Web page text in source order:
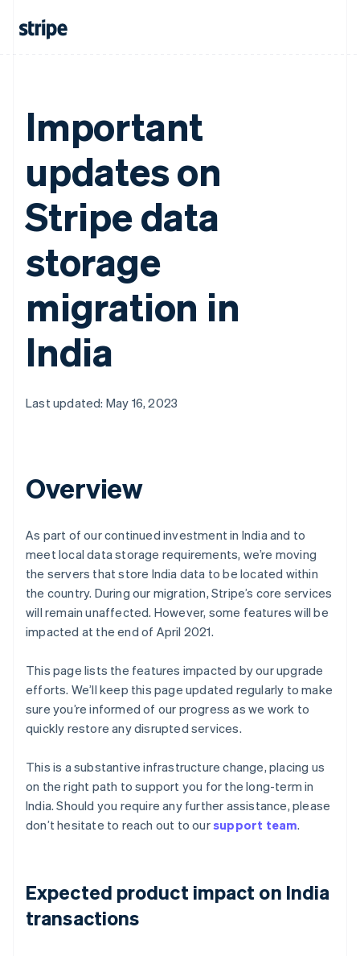
Important
updates on
Stripe data
storage
migration in
India
Last updated: May 16, 2023
Overview
As part of our continued investment in India and to
meet local data storage requirements, we’re moving
the servers that store India data to be located within
the country. During our migration, Stripe’s core services
will remain unaffected. However, some features will be
impacted at the end of April 2021.
This page lists the features impacted by our upgrade
efforts. We’ll keep this page updated regularly to make
sure you’re informed of our progress as we work to
quickly restore any disrupted services.
This is a substantive infrastructure change, placing us
on the right path to support you for the long-term in
India. Should you require any further assistance, please
don’t hesitate to reach out to oursupport team.
Expected product impact on India
transactions